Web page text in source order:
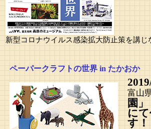
新型コロナウイルス感染拡大防止策を講
ペーパークラフトの世界 in たかおか
富山
園」
に
す！